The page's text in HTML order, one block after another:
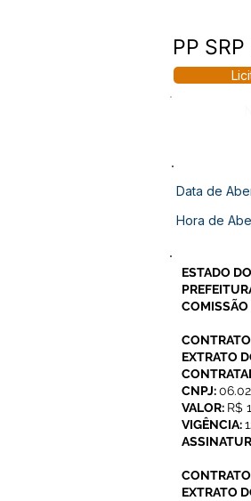
PP
Data de
Hora de
ESTADO
COMISSÃO
EXTRATO
CNPJ:
VALOR: R$
VIGÊNCIA:
EXTRATO